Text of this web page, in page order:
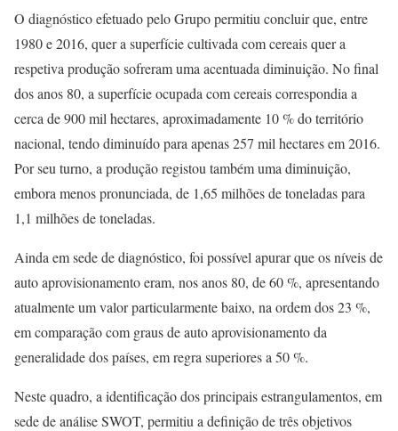
O diagnóstico efetuado pelo Grupo permitiu concluir que, entre
1980 e 2016, quer a superfície cultivada com cereais quer a
respetiva produção sofreram uma acentuada diminuição. No final
dos anos 80, a superfície ocupada com cereais correspondia a
cerca de 900 mil hectares, aproximadamente 10 % do território
nacional, tendo diminuído para apenas 257 mil hectares em 2016.
Por seu turno, a produção registou também uma diminuição,
embora menos pronunciada, de 1,65 milhões de toneladas para
1,1 milhões de toneladas.
Ainda em sede de diagnóstico, foi possível apurar que os níveis de
auto aprovisionamento eram, nos anos 80, de 60 %, apresentando
atualmente um valor particularmente baixo, na ordem dos 23 %,
em comparação com graus de auto aprovisionamento da
generalidade dos países, em regra superiores a 50 %.
Neste quadro, a identificação dos principais estrangulamentos, em
sede de análise SWOT, permitiu a definição de três objetivos